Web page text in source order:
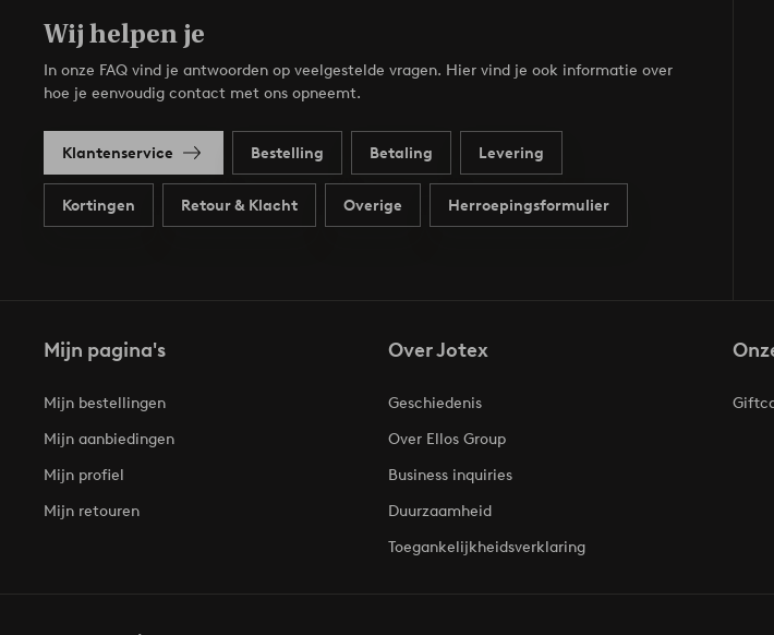
Wij helpen je
In onze FAQ vind je antwoorden op veelgestelde vragen. Hier vind je ook informatie over
hoe je eenvoudig contact met ons opneemt.
Klantenservice Bestelling Betaling Levering
Kortingen Retour & Klacht Overige Herroepingsformulier
Mijn pagina's
Mijn bestellingen
Mijn aanbiedingen
Mijn profiel
Mijn retouren
Over Jotex
Geschiedenis
Over Ellos Group
Business inquiries
Duurzaamheid
Toegankelijkheidsverklaring